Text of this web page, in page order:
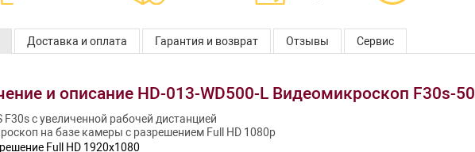
Доставка и оплата Гарантия и возврат Отзывы Сервис
и описание HD-013-WD500-L Видеомикроскоп F30s-
F30s с увеличенной рабочей дистанцией
на базе камеры с разрешением Full HD 1080p
Full HD 1920х1080